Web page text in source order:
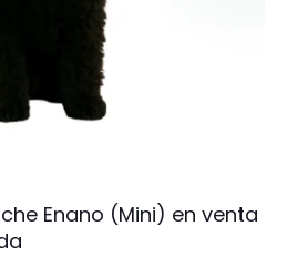
Enano (Mini) en venta